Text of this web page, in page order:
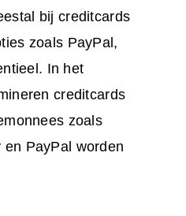
bij creditcards
zoals PayPal,
In het
creditcards
zoals
PayPal worden